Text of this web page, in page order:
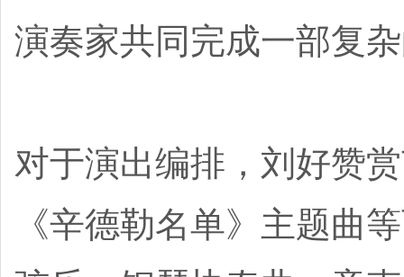
演奏家共同完成一部复
对于演出编排，刘好赞
《辛德勒名单》主题曲